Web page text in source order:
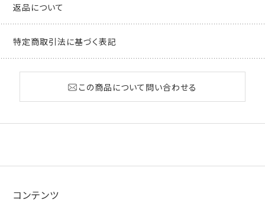
返品について
特定商取引法に基づく表記
この商品について問い合わせる
コンテンツ